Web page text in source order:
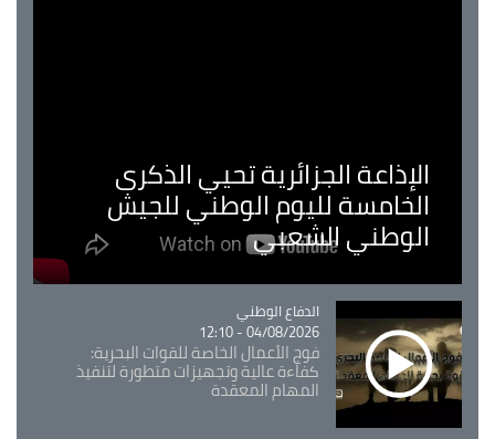
الإذاعة الجزائرية تحيي الذكرى
الخامسة لليوم الوطني للجيش
الوطني الشعبي
Catégorie
الدفاع الوطني
04/08/2026 - 12:10
فوج الأعمال الخاصة للقوات البحرية:
كفاءة عالية وتجهيزات متطورة لتنفيذ
المهام المعقدة